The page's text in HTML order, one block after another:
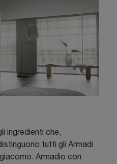
ingredienti che,
tutti gli Armadi
Armadio con